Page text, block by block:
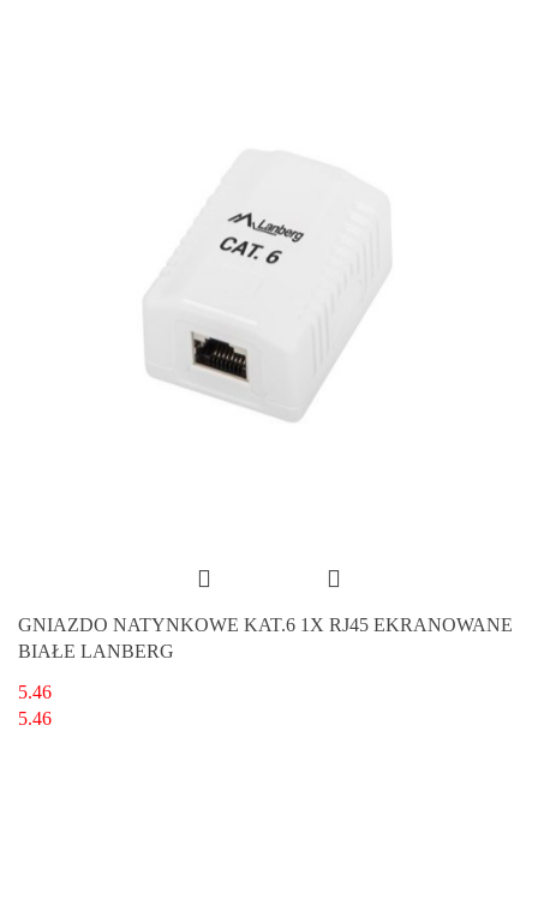
GNIAZDO NATYNKOWE KAT.6 1X RJ45 EKRANOWANE
BIAŁE LANBERG
5.46
5.46